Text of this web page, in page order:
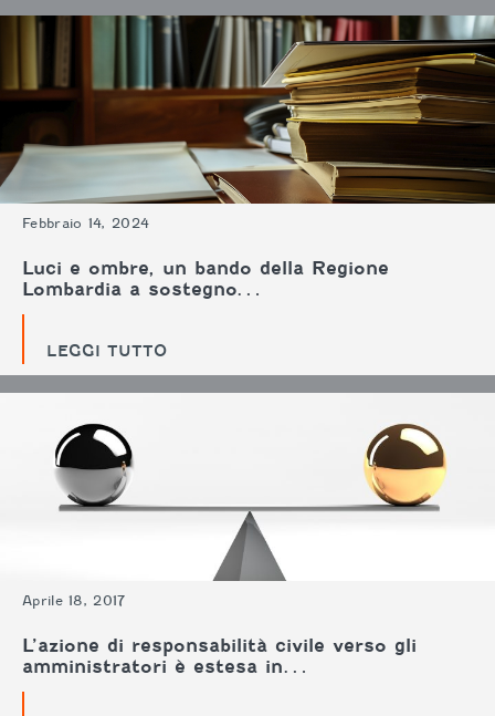
Febbraio 14, 2024
Luci e ombre, un bando della Regione
Lombardia a sostegno…
LEGGI TUTTO
Aprile 18, 2017
L’azione di responsabilità civile verso gli
amministratori è estesa in…